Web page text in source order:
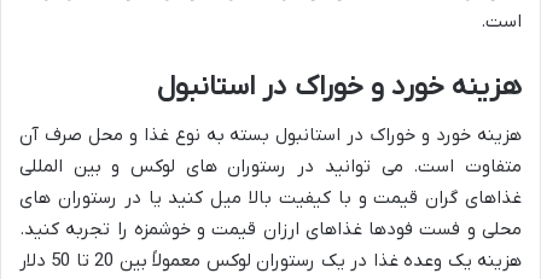
است.
هزینه خورد و خوراک در استانبول
هزینه خورد و خوراک در استانبول بسته به نوع غذا و محل صرف آن
متفاوت است. می توانید در رستوران های لوکس و بین المللی
غذاهای گران قیمت و با کیفیت بالا میل کنید یا در رستوران های
محلی و فست فودها غذاهای ارزان قیمت و خوشمزه را تجربه کنید.
هزینه یک وعده غذا در یک رستوران لوکس معمولاً بین 20 تا 50 دلار